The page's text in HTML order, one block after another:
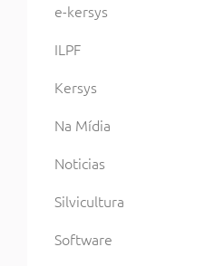
e-kersys
ILPF
Kersys
Na Mídia
Noticias
Silvicultura
Software